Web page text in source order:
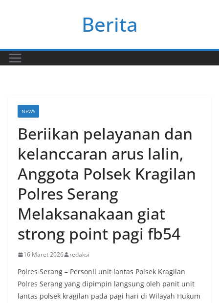
Berita
NEWS
Beriikan pelayanan dan
kelanccaran arus lalin,
Anggota Polsek Kragilan
Polres Serang
Melaksanakaan giat
strong point pagi fb54
16 Maret 2026 redaksi
Polres Serang – Personil unit lantas Polsek Kragilan
Polres Serang yang dipimpin langsung oleh panit unit
lantas polsek kragilan pada pagi hari di Wilayah Hukum